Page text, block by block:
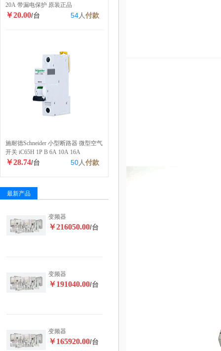
20A 带漏电保护 原装正品
￥20.00/台 54人付款
施耐德Schneider 小型断路器 微型空气
开关 iC65H 1P B 6A 10A 16A
￥28.74/台 50人付款
最新产品
变频器
￥216050.00/台
变频器
￥191040.00/台
变频器
￥165920.00/台